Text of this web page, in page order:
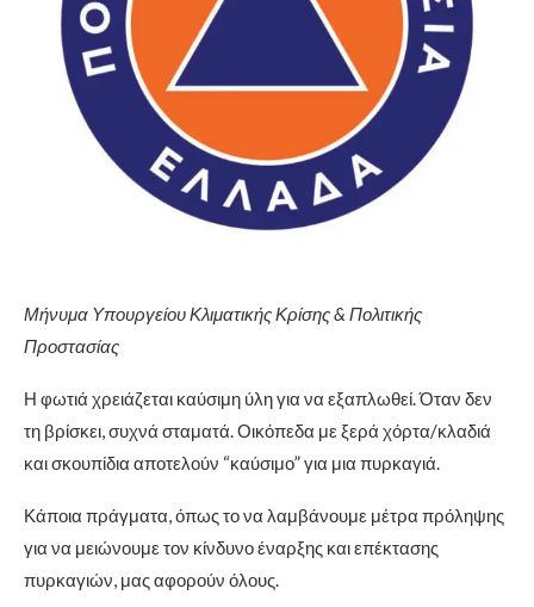
Μήνυμα Υπουργείου Κλιματικής Κρίσης & Πολιτικής
Προστασίας
Η φωτιά χρειάζεται καύσιμη ύλη για να εξαπλωθεί. Όταν δεν
τη βρίσκει, συχνά σταματά. Οικόπεδα με ξερά χόρτα/κλαδιά
και σκουπίδια αποτελούν “καύσιμο” για μια πυρκαγιά.
Κάποια πράγματα, όπως το να λαμβάνουμε μέτρα πρόληψης
για να μειώνουμε τον κίνδυνο έναρξης και επέκτασης
πυρκαγιών, μας αφορούν όλους.